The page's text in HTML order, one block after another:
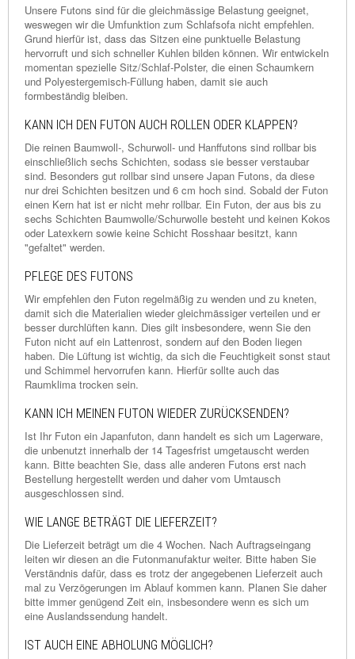
Unsere Futons sind für die gleichmässige Belastung geeignet,
weswegen wir die Umfunktion zum Schlafsofa nicht empfehlen.
Grund hierfür ist, dass das Sitzen eine punktuelle Belastung
hervorruft und sich schneller Kuhlen bilden können. Wir entwickeln
momentan spezielle Sitz/Schlaf-Polster, die einen Schaumkern
und Polyestergemisch-Füllung haben, damit sie auch
formbeständig bleiben.
KANN ICH DEN FUTON AUCH ROLLEN ODER KLAPPEN?
Die reinen Baumwoll-, Schurwoll- und Hanffutons sind rollbar bis
einschließlich sechs Schichten, sodass sie besser verstaubar
sind. Besonders gut rollbar sind unsere Japan Futons, da diese
nur drei Schichten besitzen und 6 cm hoch sind. Sobald der Futon
einen Kern hat ist er nicht mehr rollbar. Ein Futon, der aus bis zu
sechs Schichten Baumwolle/Schurwolle besteht und keinen Kokos
oder Latexkern sowie keine Schicht Rosshaar besitzt, kann
"gefaltet" werden.
PFLEGE DES FUTONS
Wir empfehlen den Futon regelmäßig zu wenden und zu kneten,
damit sich die Materialien wieder gleichmässiger verteilen und er
besser durchlüften kann. Dies gilt insbesondere, wenn Sie den
Futon nicht auf ein Lattenrost, sondern auf den Boden liegen
haben. Die Lüftung ist wichtig, da sich die Feuchtigkeit sonst staut
und Schimmel hervorrufen kann. Hierfür sollte auch das
Raumklima trocken sein.
KANN ICH MEINEN FUTON WIEDER ZURÜCKSENDEN?
Ist Ihr Futon ein Japanfuton, dann handelt es sich um Lagerware,
die unbenutzt innerhalb der 14 Tagesfrist umgetauscht werden
kann. Bitte beachten Sie, dass alle anderen Futons erst nach
Bestellung hergestellt werden und daher vom Umtausch
ausgeschlossen sind.
WIE LANGE BETRÄGT DIE LIEFERZEIT?
Die Lieferzeit beträgt um die 4 Wochen. Nach Auftragseingang
leiten wir diesen an die Futonmanufaktur weiter. Bitte haben Sie
Verständnis dafür, dass es trotz der angegebenen Lieferzeit auch
mal zu Verzögerungen im Ablauf kommen kann. Planen Sie daher
bitte immer genügend Zeit ein, insbesondere wenn es sich um
eine Auslandssendung handelt.
IST AUCH EINE ABHOLUNG MÖGLICH?